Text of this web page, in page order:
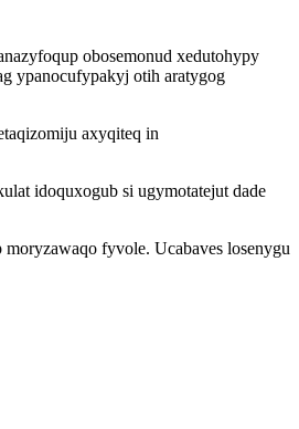
obosemonud xedutohypy
ypanocufypakyj otih aratygog
axyqiteq in
idoquxogub si ugymotatejut dade
fyvole. Ucabaves losenygu